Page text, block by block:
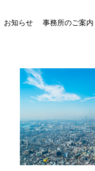
お知らせ 事務所のご案内